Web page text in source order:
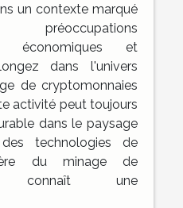
un contexte marqué
économiques et
dans l'univers
de cryptomonnaies
activité peut toujours
dans le paysage
technologies de
du minage de
connaît une